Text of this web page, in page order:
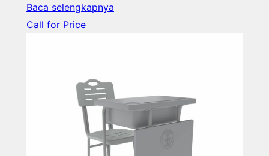
Baca selengkapnya
Call for Price